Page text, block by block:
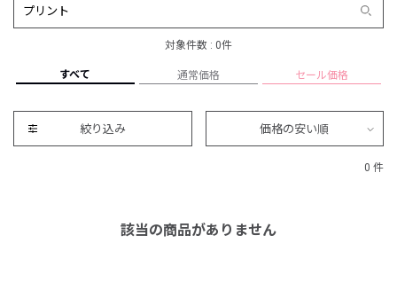
対象件数 : 0件
すべて 通常価格 セール価格
絞り込み 価格の安い順
0 件
該当の商品がありません